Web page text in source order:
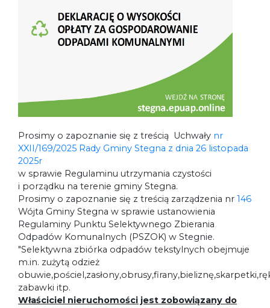
Prosimy o zapoznanie się z treścią Uchwały nr
XXII/169/2025 Rady Gminy Stegna z dnia 26 listopada
2025r
w sprawie Regulaminu utrzymania czystości
i porządku na terenie gminy Stegna.
Prosimy o zapoznanie się z treścią zarządzenia nr 146
Wójta Gminy Stegna w sprawie ustanowienia
Regulaminy Punktu Selektywnego Zbierania
Odpadów Komunalnych (PSZOK) w Stegnie.
"Selektywna zbiórka odpadów tekstylnych obejmuje
m.in. zużytą odzież
zabawki itp.
Właściciel nieruchomości jest zobowiązany do